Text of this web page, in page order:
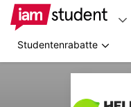
Studentenrabatte